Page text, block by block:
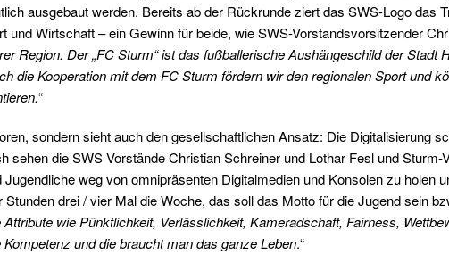
ausgebaut werden. Bereits ab der Rückrunde ziert das SWS-Logo das
Wirtschaft – ein Gewinn für beide, wie SWS-Vorstandsvorsitzender
Region. Der „FC Sturm“ ist das fußballerische Aushängeschild der Stadt
die Kooperation mit dem FC Sturm fördern wir den regionalen Sport und
“
sondern sieht auch den gesellschaftlichen Ansatz: Die Digitalisierung
die SWS Vorstände Christian Schreiner und Lothar Fesl und Sturm-
weg von omnipräsenten Digitalmedien und Konsolen zu holen
drei / vier Mal die Woche, das soll das Motto für die Jugend sein
wie Pünktlichkeit, Verlässlichkeit, Kameradschaft, Fairness,
und die braucht man das ganze Leben.“